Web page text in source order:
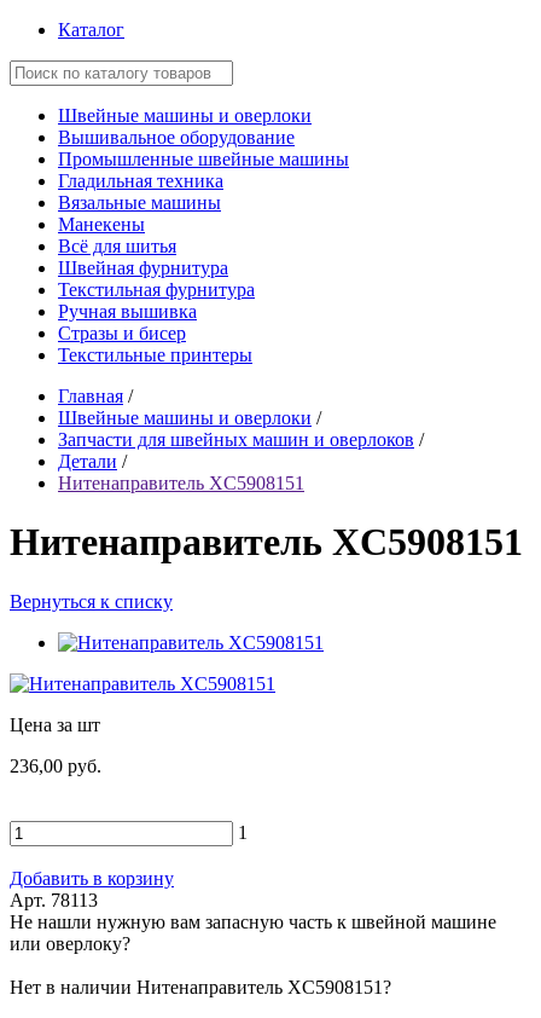
Каталог
Швейные машины и оверлоки
Вышивальное оборудование
Промышленные швейные машины
Гладильная техника
Вязальные машины
Манекены
Всё для шитья
Швейная фурнитура
Текстильная фурнитура
Ручная вышивка
Стразы и бисер
Текстильные принтеры
Главная /
Швейные машины и оверлоки /
Запчасти для швейных машин и оверлоков /
Детали /
Нитенаправитель XC5908151
Нитенаправитель XC5908151
Вернуться к списку
Цена за шт
236,00 руб.
1
Добавить в корзину
Арт. 78113
Не нашли нужную вам запасную часть к швейной машине
или оверлоку?
Нет в наличии Нитенаправитель XC5908151?